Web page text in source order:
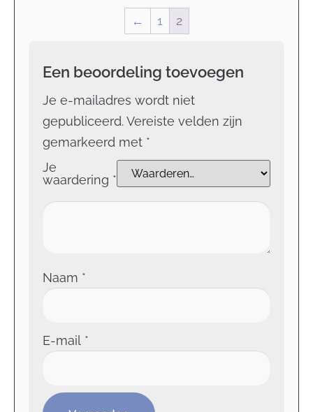
← 1 2
Een beoordeling toevoegen
Je e-mailadres wordt niet
gepubliceerd.Vereiste velden zijn
gemarkeerd met *
Je
waardering *
Naam *
E-mail *